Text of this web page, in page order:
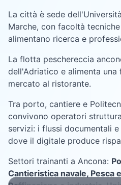
La città è sede
Marche, con facoltà
alimentano ricerca e
La flotta peschereccia
dell'Adriatico e alimenta
mercato al ristorante.
Tra porto, cantiere e
convivono operatori
servizi: i flussi documentali
dove il digitale produce
Settori trainanti a Ancona:
Cantieristica navale, Pesca